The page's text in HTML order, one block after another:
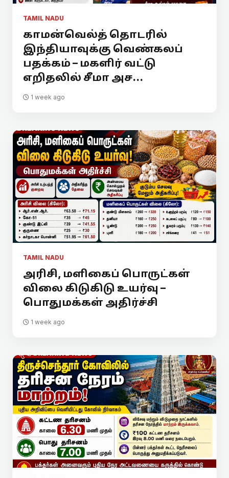
TAMIL NADU
காமன்வெல்த் தொடரில்
இந்தியாவுக்கு வெண்கலப்
பதக்கம் – மகளிர் வட்டு
எறிதலில் சீமா அச...
1 week ago
TAMIL NADU
அரிசி, மளிகைப் பொருட்கள்
விலை கிடுகிடு உயர்வு –
பொதுமக்கள் அதிர்ச்சி
1 week ago